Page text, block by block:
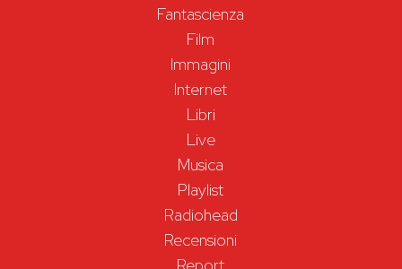
Fantascienza
Film
Immagini
Internet
Libri
Live
Musica
Playlist
Radiohead
Recensioni